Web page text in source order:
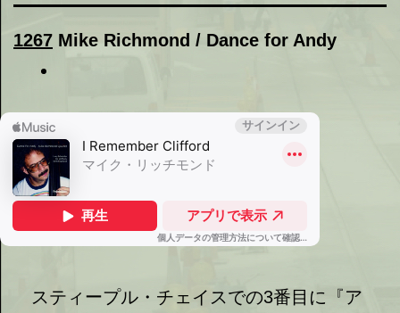
1267 Mike Richmond / Dance for Andy
スティープル・チェイスでの3番目に『ア